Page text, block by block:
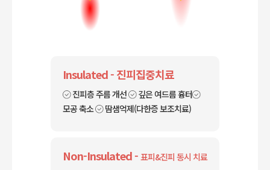
Insulated - 진피집중치료
진피층 주름 개선
깊은 여드름 흉터
모공 축소
땀샘억제(다한증 보조치료)
Non-Insulated - 표피&진피 동시 치료